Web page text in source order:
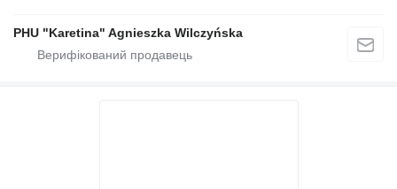
PHU "Karetina" Agnieszka Wilczyńska